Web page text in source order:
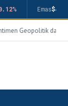
Emas
Geopolitik dan